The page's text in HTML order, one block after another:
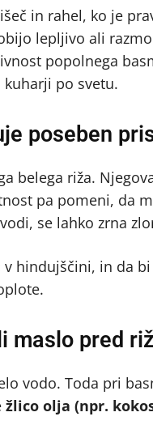
in rahel, ko je
lepljivo ali
popolnega
po svetu.
poseben
belega riža.
pa pomeni, da
se lahko zrna
hindujščini, in da
maslo pred
vodo. Toda pri
žlico olja (npr.